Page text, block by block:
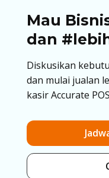
Mau
dan
Diskusikan
dan mulai jualan
kasir Accurate